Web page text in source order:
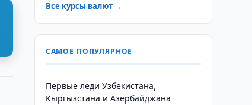
Все курсы валют →
САМОЕ ПОПУЛЯРНОЕ
Первые леди Узбекистана,
Кыргызстана и Азербайджана